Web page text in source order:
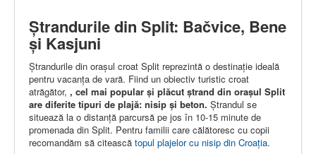
Ștrandurile din Split: Bačvice, Bene
și Kasjuni
Ștrandurile din orașul croat Split reprezintă o destinație ideală
pentru vacanța de vară. Fiind un obiectiv turistic croat
atrăgător, , cel mai popular și plăcut ștrand din orașul Split
are diferite tipuri de plajă: nisip și beton. Ștrandul se
situează la o distanță parcursă pe jos în 10-15 minute de
promenada din Split. Pentru familii care călătoresc cu copii
recomandăm să citească topul plajelor cu nisip din Croația.